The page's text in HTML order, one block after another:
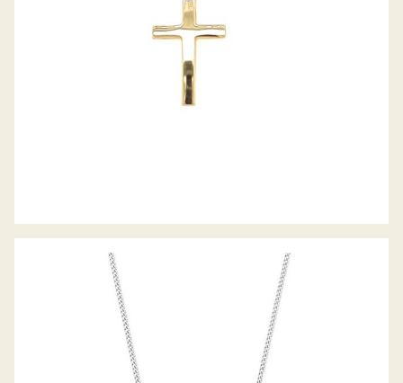
PALIDO DIAMANTANCOLLIER